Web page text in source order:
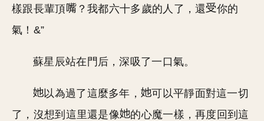
樣跟長輩頂
？我都六十多歲的人了，還
你的
氣！&”
蘇星辰站在門后，深吸了一口氣。
以為過了這麼多年，
可以平靜面對這一切
了，沒想到這里還是像
的心魔一樣，再度回到這